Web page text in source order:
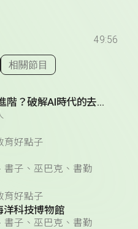
49:56
顯示相關單集
相關節目
學歷貶值還是進階？破解AI時代的去技能化危機與未來生存法則
育好點子
書子、巫巴克、書勤
育好點子
洋科技博物館
書子、巫巴克、書勤